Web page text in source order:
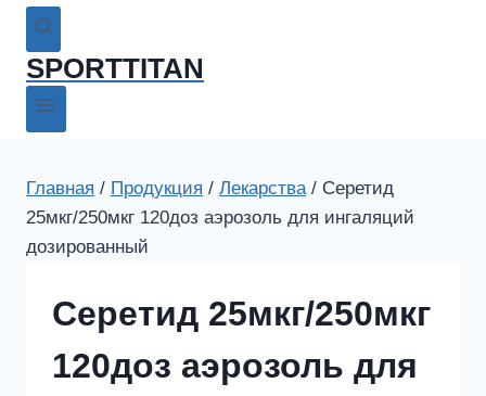
SPORTTITAN
Главная / Продукция / Лекарства / Серетид
25мкг/250мкг 120доз аэрозоль для ингаляций
дозированный
Серетид 25мкг/250мкг
120доз аэрозоль для